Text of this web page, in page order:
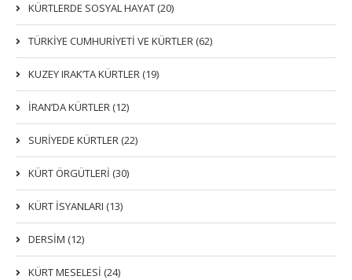
KÜRTLERDE SOSYAL HAYAT (20)
TÜRKİYE CUMHURİYETİ VE KÜRTLER (62)
KUZEY IRAK’TA KÜRTLER (19)
İRAN’DA KÜRTLER (12)
SURİYEDE KÜRTLER (22)
KÜRT ÖRGÜTLERİ (30)
KÜRT İSYANLARI (13)
DERSIM (12)
KÜRT MESELESİ (24)